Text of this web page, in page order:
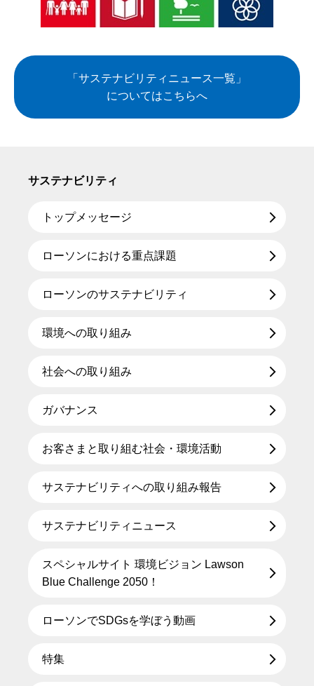
「サステナビリティニュース一覧」
についてはこちらへ
サステナビリティ
トップメッセージ
ローソンにおける重点課題
ローソンのサステナビリティ
環境への取り組み
社会への取り組み
ガバナンス
お客さまと取り組む社会・環境活動
サステナビリティへの取り組み報告
サステナビリティニュース
スペシャルサイト 環境ビジョン Lawson
Blue Challenge 2050！
ローソンでSDGsを学ぼう動画
特集